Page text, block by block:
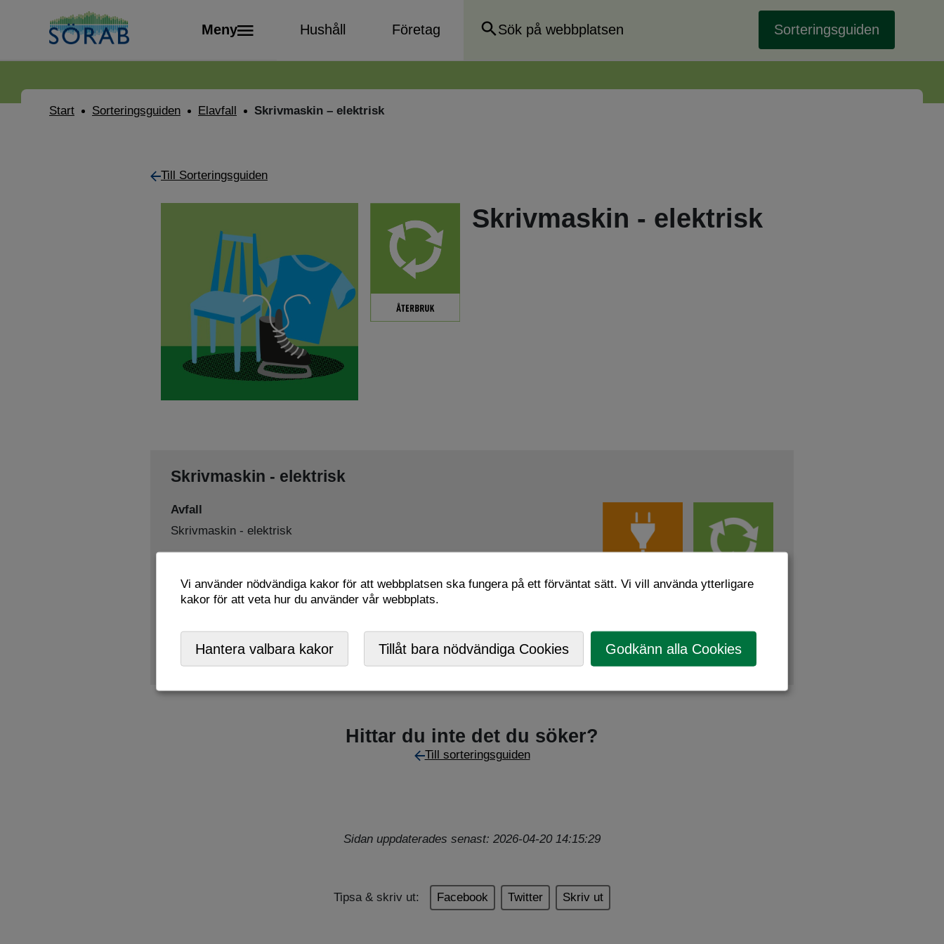
Meny Hushåll Företag Sorteringsguiden
Start Sorteringsguiden Elavfall Skrivmaskin – elektrisk
Till Sorteringsguiden
Skrivmaskin - elektrisk
Skrivmaskin - elektrisk
Avfall
Skrivmaskin - elektrisk
Elavfall,Återbruk
Hittar du inte det du söker?
Till sorteringsguiden
Sidan uppdaterades senast: 2026-04-20 14:15:29
Tipsa & skriv ut: Facebook Twitter Skriv ut
Vi använder nödvändiga kakor för att webbplatsen ska fungera på ett förväntat sätt. Vi vill använda ytterligare
kakor för att veta hur du använder vår webbplats.
Hantera valbara kakor Tillåt bara nödvändiga Cookies Godkänn alla Cookies